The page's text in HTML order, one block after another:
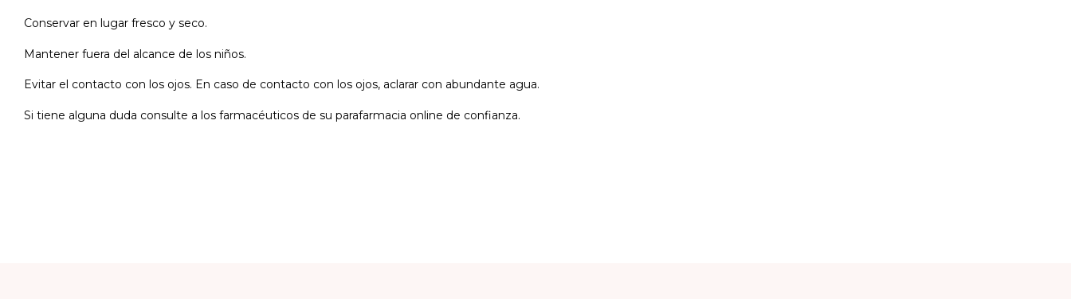
Conservar en lugar fresco y seco.
Mantener fuera del alcance de los niños.
Evitar el contacto con los ojos. En caso de contacto con los ojos, aclarar con abundante agua.
Si tiene alguna duda consulte a los farmacéuticos de su parafarmacia online de confianza.